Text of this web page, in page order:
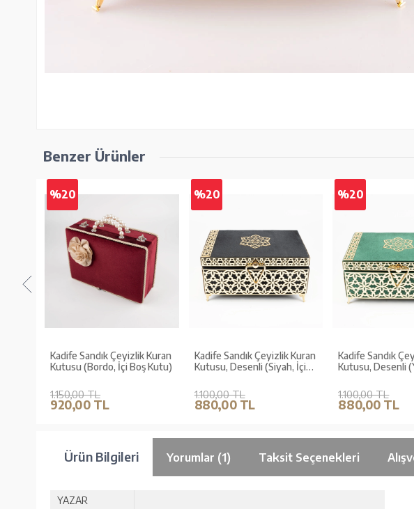
Benzer Ürünler
%20
Kadife Sandık Çeyizlik Kuran
Kutusu (Bordo, İçi Boş Kutu)
1.150,00 TL
920,00 TL
%20
Kadife Sandık Çeyizlik Kuran
Kutusu, Desenli (Siyah, İçi
1.100,00 TL
880,00 TL
%20
Kadife Sandık
Kutusu, Desenli
1.100,00 TL
880,00 TL
Ürün Bilgileri Yorumlar (1) Taksit Seçenekleri
YAZAR